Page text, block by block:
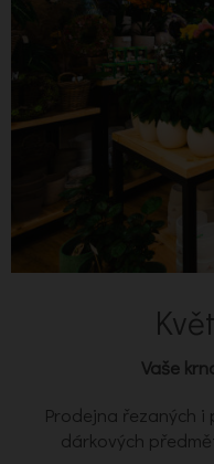
Vaše
Prodejna řezaných
dárkových